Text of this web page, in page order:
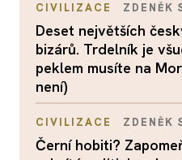
CIVILIZACE ZDENĚK
Deset největších
bizárů. Trdelník je
peklem musíte na
není)
CIVILIZACE ZDENĚK
Černí hobiti?